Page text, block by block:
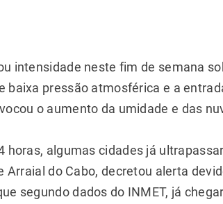
intensidade neste fim de semana
baixa pressão atmosférica e a
o aumento da umidade e das
horas, algumas cidades já
Arraial do Cabo, decretou alerta
segundo dados do INMET, já